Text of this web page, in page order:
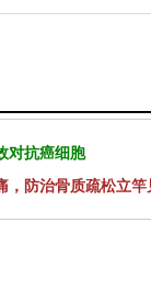
对抗癌细胞
，防治骨质疏松立竿